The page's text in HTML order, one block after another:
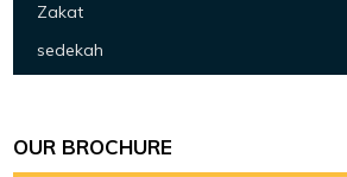
Zakat
sedekah
OUR BROCHURE